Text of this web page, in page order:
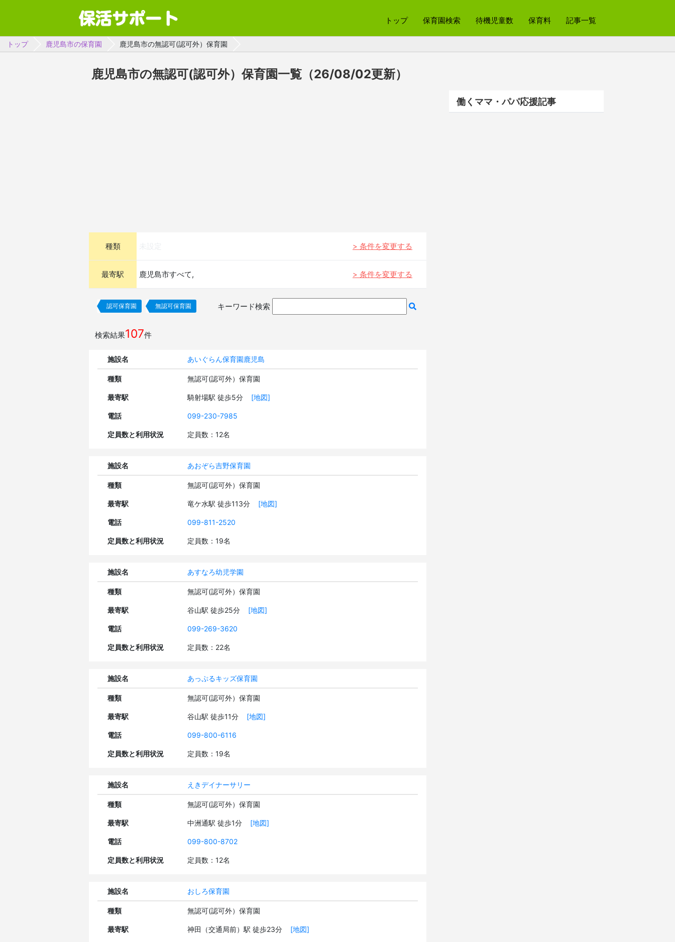
トップ 保育園検索 待機児童数 保育料 記事一覧
トップ 鹿児島市の保育園 鹿児島市の無認可(認可外）保育園
鹿児島市の無認可(認可外）保育園一覧（26/08/02更新）
種類 > 条件を変更する
最寄駅 鹿児島市すべて, > 条件を変更する
認可保育園 無認可保育園 キーワード検索
検索結果107件
施設名 あいぐらん保育園鹿児島
種類 無認可(認可外）保育園
最寄駅 騎射場駅 徒歩5分 [地図]
電話 099-230-7985
定員数と利用状況 定員数：12名
施設名 あおぞら吉野保育園
種類 無認可(認可外）保育園
最寄駅 竜ケ水駅 徒歩113分 [地図]
電話 099-811-2520
定員数と利用状況 定員数：19名
施設名 あすなろ幼児学園
種類 無認可(認可外）保育園
最寄駅 谷山駅 徒歩25分 [地図]
電話 099-269-3620
定員数と利用状況 定員数：22名
施設名 あっぷるキッズ保育園
種類 無認可(認可外）保育園
最寄駅 谷山駅 徒歩11分 [地図]
電話 099-800-6116
定員数と利用状況 定員数：19名
施設名 えきデイナーサリー
種類 無認可(認可外）保育園
最寄駅 中洲通駅 徒歩1分 [地図]
電話 099-800-8702
定員数と利用状況 定員数：12名
施設名 おしろ保育園
種類 無認可(認可外）保育園
最寄駅 神田（交通局前）駅 徒歩23分 [地図]
働くママ・パパ応援記事